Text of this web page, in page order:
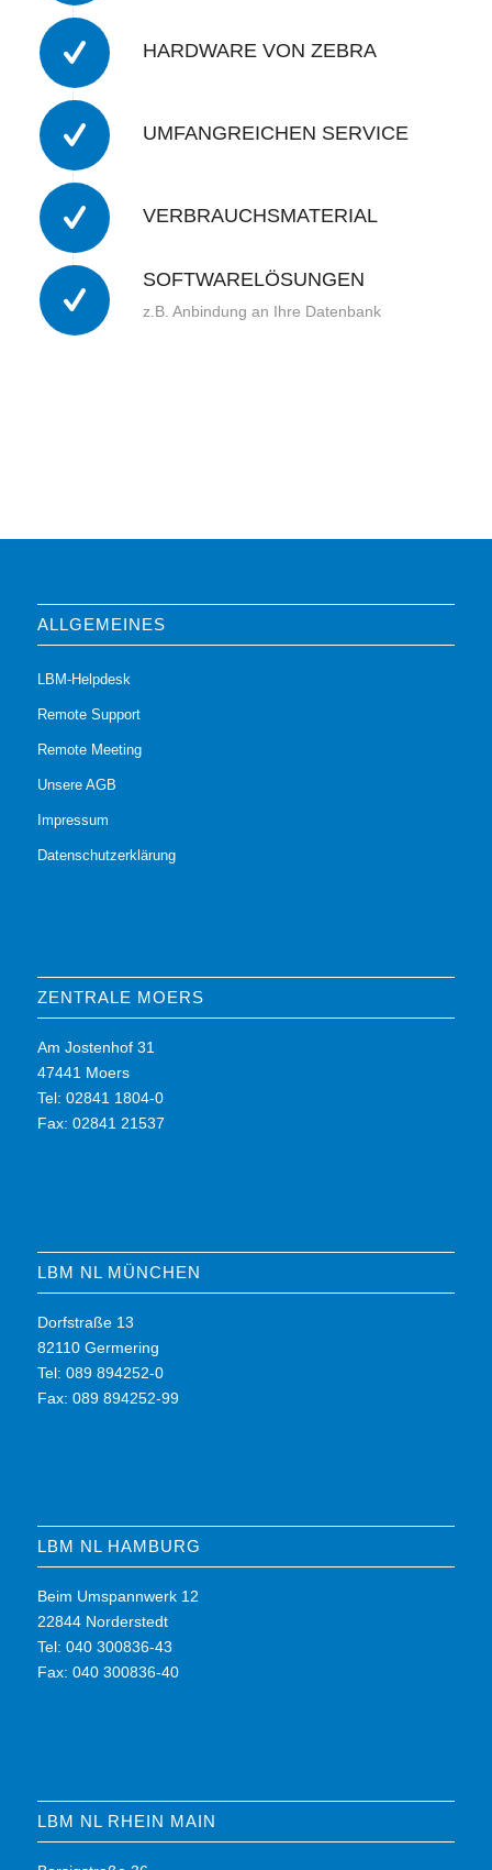
HARDWARE VON ZEBRA
UMFANGREICHEN SERVICE
VERBRAUCHSMATERIAL
SOFTWARELÖSUNGEN
z.B. Anbindung an Ihre Datenbank
ALLGEMEINES
LBM-Helpdesk
Remote Support
Remote Meeting
Unsere AGB
Impressum
Datenschutzerklärung
ZENTRALE MOERS
Am Jostenhof 31
47441 Moers
Tel: 02841 1804-0
Fax: 02841 21537
LBM NL MÜNCHEN
Dorfstraße 13
82110 Germering
Tel: 089 894252-0
Fax: 089 894252-99
LBM NL HAMBURG
Beim Umspannwerk 12
22844 Norderstedt
Tel: 040 300836-43
Fax: 040 300836-40
LBM NL RHEIN MAIN